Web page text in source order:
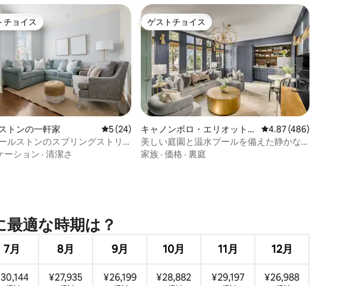
つ星の平均評価
ストチョイスです。
チョイス
トンの一軒家 レビュー24件、5つ星中5つ星の平均評価
5 (24)
ルストンのスプリングストリ
な写真撮影
ーション · 清潔さ
ゲストチョイス
ゲストチョイス
キャノンボロ・エリオットボ
ロのヴィラ
レビュー486件、5つ
4.87 (486)
美しい庭園と温水プールを備えた静かな
コテージ
家族 · 価格 · 裏庭
適⁠な時⁠期⁠は⁠？
7月 8月 9月 10月 11月 12月
¥27,935
¥26,199
¥28,882
¥29,197
¥26,988